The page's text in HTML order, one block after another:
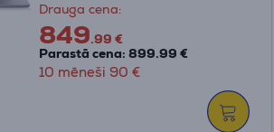
Drauga cena:
849.99 €
Parastā cena: 899.99 €
10 mēneši 90 €